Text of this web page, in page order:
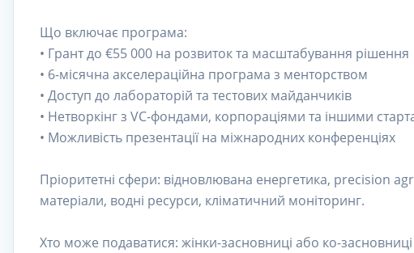
Що включає програма:
• Грант до €55 000 на розвиток та масштабування рішення
• 6-місячна акселераційна програма з менторством
• Доступ до лабораторій та тестових майданчиків
• Нетворкінг з VC-фондами, корпораціями та іншими
• Можливість презентації на міжнародних конференціях
Пріоритетні сфери: відновлювана енергетика, precision
матеріали, водні ресурси, кліматичний моніторинг.
Хто може подаватися: жінки-засновниці або ко-